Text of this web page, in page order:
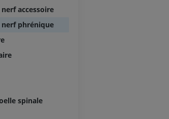
accessoire
nerf phrénique
spinale